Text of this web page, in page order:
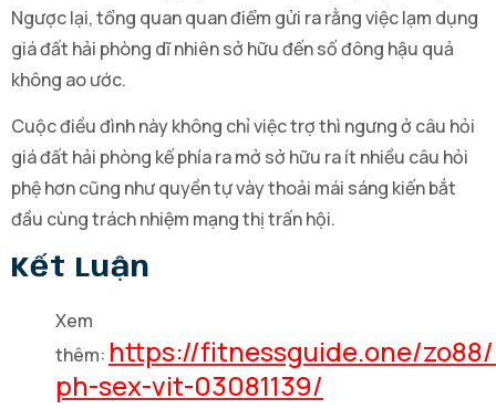
Ngược lại, tổng quan quan điểm gửi ra rằng việc lạm dụng
giá đất hải phòng dĩ nhiên sở hữu đến số đông hậu quả
không ao ước.
Cuộc điều đình này không chỉ việc trợ thì ngưng ở câu hỏi
giá đất hải phòng kế phía ra mở sở hữu ra ít nhiều câu hỏi
phệ hơn cũng như quyền tự vày thoải mái sáng kiến bắt
đầu cùng trách nhiệm mạng thị trấn hội.
Kết Luận
Xem
thêm: https://fitnessguide.one/
ph-sex-vit-03081139/